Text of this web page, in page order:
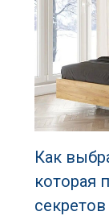
Как
которая